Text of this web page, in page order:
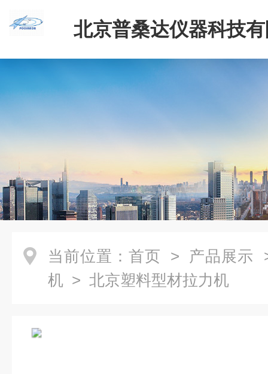
北京普桑达仪器科技
当前位置： 首页 > 产品展示
机 > 北京塑料型材拉力机